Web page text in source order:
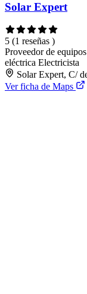
Solar Expert
5 (1 reseñas )
Proveedor de
eléctrica Electricista
Solar Expert, C/
Ver ficha de Maps